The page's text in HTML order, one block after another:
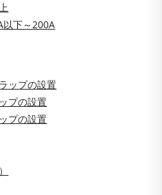
以下～200A
ップの設置
プの設置
プの設置